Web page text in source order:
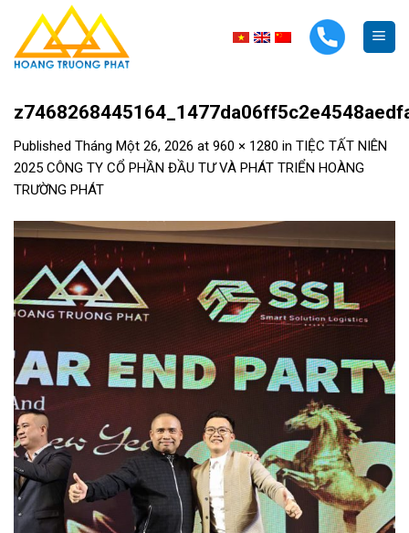
content
Published Tháng Một 26, 2026 at 960 × 1280 in TIỆC TẤT NIÊN
2025 CÔNG TY CỔ PHẦN ĐẦU TƯ VÀ PHÁT TRIỂN HOÀNG
TRƯỜNG PHÁT